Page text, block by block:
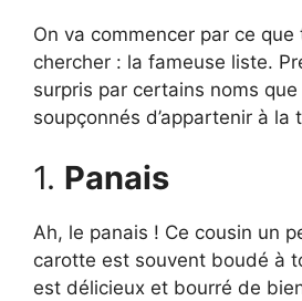
On va commencer par ce que
chercher : la fameuse liste.
surpris par certains noms que
soupçonnés d’appartenir à la
1. Panais
Ah, le panais ! Ce cousin un
carotte est souvent boudé à
est délicieux et bourré de